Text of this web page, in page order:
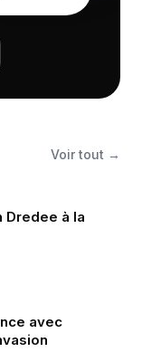
Voir tout →
Dredee à la
avec